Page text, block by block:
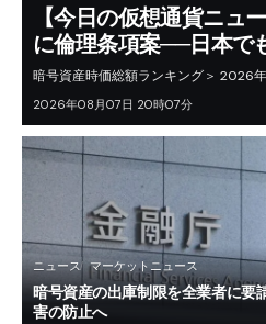
【今日の仮想通貨ニュ
に倫理条項案──日本で
暗号資産時価総額ランキング＞ 2026
2026年08月07日 20時07分
ニュース マーケットニュース
暗号資産の出庫制限を全業者に
害の防止へ